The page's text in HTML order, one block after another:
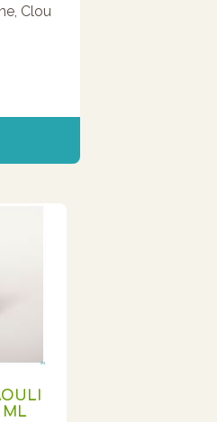
Clou
ML